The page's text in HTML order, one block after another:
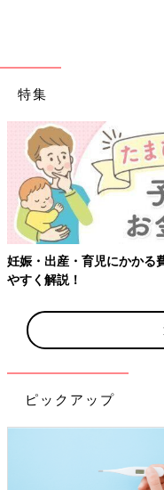
特集
妊娠・出産・育児にかかる
やすく解説！
ピックアップ